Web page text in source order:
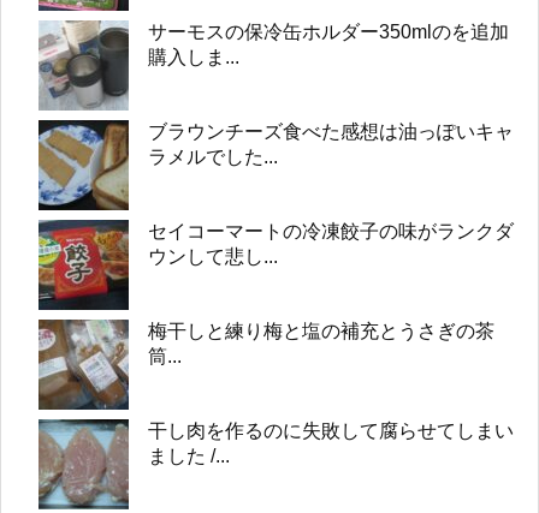
サーモスの保冷缶ホルダー350mlのを追加
購入しま...
ブラウンチーズ食べた感想は油っぽいキャ
ラメルでした...
セイコーマートの冷凍餃子の味がランクダ
ウンして悲し...
梅干しと練り梅と塩の補充とうさぎの茶
筒...
干し肉を作るのに失敗して腐らせてしまい
ました /...